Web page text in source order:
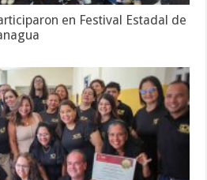
en Festival Estadal de